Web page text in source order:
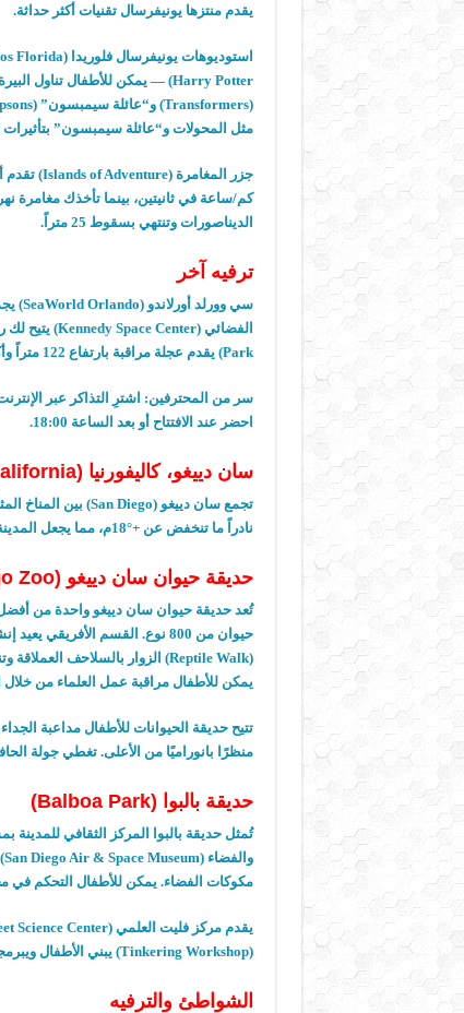
يقدم منتزها يونيفرسال تقنيات أكثر حداثة.
استوديوهات يونيفرسال فلوريدا (Universal Studios Florida)
Harry Potter) —
يمكن للأطفال تناول
(Transformers)
و“عائلة سيمبسون” (The Simpsons)
مثل المحولات و“عائلة سيمبسون” بتأثيرات
جزر المغامرة (Islands of Adventure) تقدم
كم/ساعة في ثانيتين، بينما تأخذك مغامرة
الديناصورات وتنتهي بسقوط 25 متراً.
ترفيه آخر
سي وورلد أورلاندو (SeaWorld Orlando)
الفضائي (Kennedy Space Center) يتيح لك
Park) يقدم عجلة مراقبة بارتفاع 122 متراً
سر من المحترفين: اشترِ التذاكر عبر
احضر عند الافتتاح أو بعد الساعة
سان دييغو، كاليفورنيا (San Diego, California) —
تجمع سان دييغو (San Diego) بين المناخ
نادراً ما تنخفض عن+18° م، مما يجعل
حديقة حيوان سان دييغو (San Diego Zoo)
تُعد حديقة حيوان سان دييغو واحدة من
حيوان من 800 نوع. القسم الأفريقي يعيد
(Reptile Walk)
الزوار بالسلاحف العملاقة
يمكن للأطفال مراقبة عمل العلماء من خلال
تتيح حديقة الحيوانات للأطفال مداعبة
منظرًا بانوراميًا من الأعلى.تغطي جولة
حديقة بالبوا (Balboa Park)
تُمثل حديقة بالبوا المركز الثقافي للمدينة
والفضاء (San Diego Air & Space Museum)
مكوكات الفضاء. يمكن للأطفال التحكم في
يقدم مركز فليت العلمي (Fleet Science Center)
(Tinkering Workshop)
يبني الأطفال
الشواطئ والترفيه